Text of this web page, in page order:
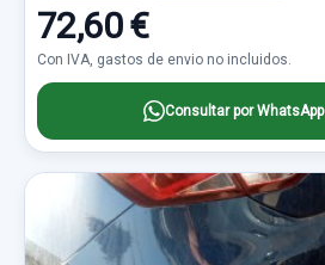
72,60 €
Con IVA, gastos de envio no incluidos.
Consultar por WhatsApp